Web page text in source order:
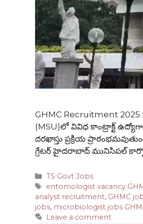
GHMC Recruitment
(MSU)లో వివిధ కాంట్రాక్ట్
దరఖాస్తు ప్రక్రియ
గ్రేటర్ హైదరాబాద్ మునిసిపల్
Categories
TS Govt Jobs
Tags
entomologist vacancy
analyst recruitment, GHMC
jobs, microbiologist jobs
Leave a comment